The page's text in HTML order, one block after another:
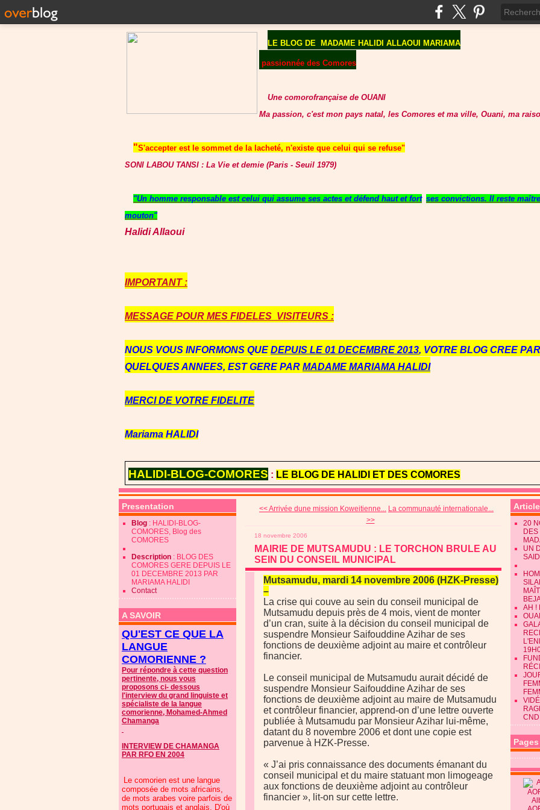
LE BLOG DE MADAME HALIDI ALLAOUI MARIAMA
passionnée des Comores
Une comorofrançaise de OUANI
Ma passion, c'est mon pays natal, les Comores et ma ville, Ouani, ma
"S'accepter est le sommet de la lacheté, n'existe que celui qui se refuse"
SONI LABOU TANSI : La Vie et demie (Paris - Seuil 1979)
"Un homme responsable est celui qui assume ses actes et défend haut et fort ses convictions. Il reste
mouton"
Halidi Allaoui
IMPORTANT :
MESSAGE POUR MES FIDELES VISITEURS :
NOUS VOUS INFORMONS QUE DEPUIS LE 01 DECEMBRE 2013, VOTRE BLOG CREE
QUELQUES ANNEES, EST GERE PAR MADAME MARIAMA HALIDI
MERCI DE VOTRE FIDELITE
Mariama HALIDI
HALIDI-BLOG-COMORES : LE BLOG DE HALIDI ET DES COMORES
Presentation
Blog : HALIDI-BLOG-
COMORES, Blog des
COMORES
Description : BLOG DES
COMORES GERE DEPUIS LE
01 DECEMBRE 2013 PAR
MARIAMA HALIDI
Contact
A SAVOIR
QU'EST CE QUE LA
LANGUE
COMORIENNE ?
Pour répondre à cette question
pertinente, nous vous
proposons ci- dessous
l'interview du grand linguiste et
spécialiste de la langue
comorienne, Mohamed-Ahmed
Chamanga
INTERVIEW DE CHAMANGA
PAR RFO EN 2004
Le comorien est une langue
composée de mots africains,
de mots arabes voire parfois de
mots portugais et anglais. D'où
<< Arrivée dune mission Koweitienne... La communauté internationale...
>>
18 novembre 2006
MAIRIE DE MUTSAMUDU : LE TORCHON BRULE AU
SEIN DU CONSEIL MUNICIPAL
Mutsamudu, mardi 14 novembre 2006 (HZK-Presse)
–
La crise qui couve au sein du conseil municipal de
Mutsamudu depuis près de 4 mois, vient de monter
d’un cran, suite à la décision du conseil municipal de
suspendre Monsieur Saifouddine Azihar de ses
fonctions de deuxième adjoint au maire et contrôleur
financier.
Le conseil municipal de Mutsamudu aurait décidé de
suspendre Monsieur Saifouddine Azihar de ses
fonctions de deuxième adjoint au maire de Mutsamudu
et contrôleur financier, apprend-on d’une lettre ouverte
publiée à Mutsamudu par Monsieur Azihar lui-même,
datant du 8 novembre 2006 et dont une copie est
parvenue à HZK-Presse.
« J’ai pris connaissance des documents émanant du
conseil municipal et du maire statuant mon limogeage
aux fonctions de deuxième adjoint au contrôleur
financier », lit-on sur cette lettre.
20
UN
AH !
Pages